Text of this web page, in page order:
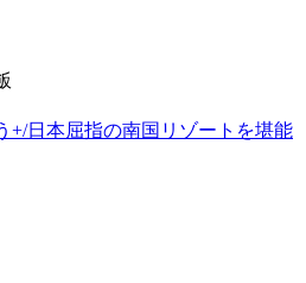
+/日本屈指の南国リゾートを堪能